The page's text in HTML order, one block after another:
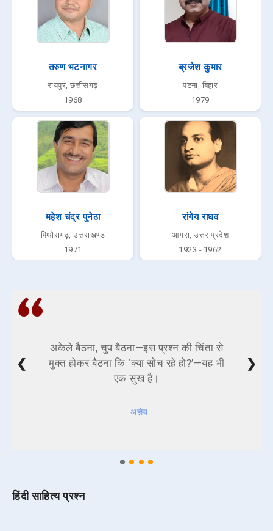
तरुण भटनागर
रायपुर, छत्तीसगढ़
1968
ब्रजेश कुमार
पटना, बिहार
1979
महेश चंद्र पुनेठा
पिथौरागढ़, उत्तराखण्ड
1971
रांगेय राघव
आगरा, उत्तर प्रदेश
1923 - 1962
अकेले बैठना, चुप बैठना—इस प्रश्न की चिंता से
मुक्त होकर बैठना कि ‘क्या सोच रहे हो?’—यह भी
एक सुख है।
- अज्ञेय
❮ ❯
हिंदी साहित्य प्रश्न